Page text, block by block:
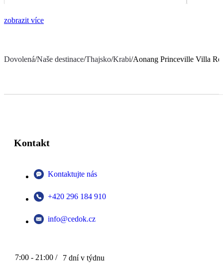
zobrazit více
Dovolená/Naše destinace/Thajsko/Krabi/Aonang Princeville Villa
Kontakt
Kontaktujte nás
+420 296 184 910
info@cedok.cz
7:00 - 21:00 / 7 dní v týdnu